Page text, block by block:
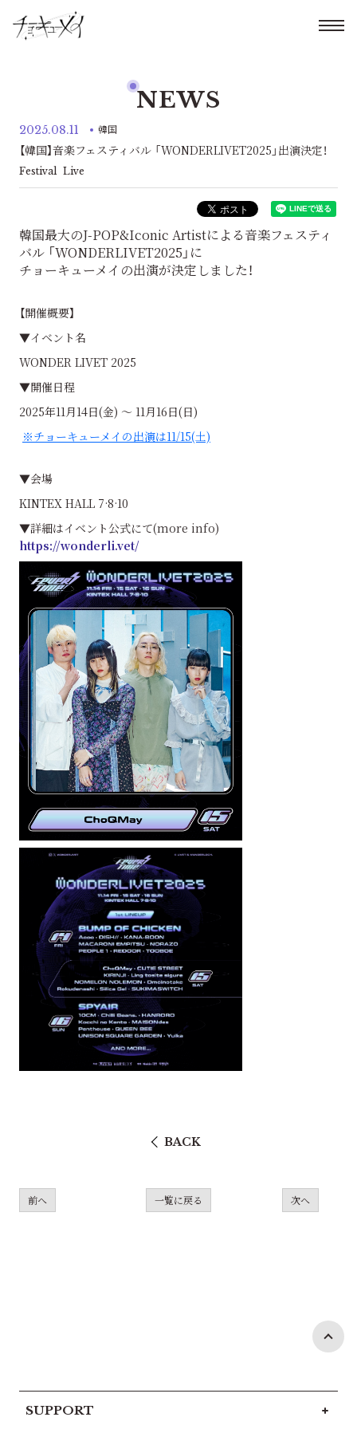
NEWS
2025.08.11 韓国
【韓国】音楽フェスティバル 「WONDERLIVET2025」出演決定！
Festival Live
韓国最大のJ-POP&Iconic Artistによる音楽フェスティ
バル 「WONDERLIVET2025」に
チョーキューメイの出演が決定しました！
【開催概要】
▼イベント名
WONDER LIVET 2025
▼開催日程
2025年11月14日(金) ～ 11月16日(日)
※チョーキューメイの出演は11/15(土)
▼会場
KINTEX HALL 7·8·10
▼詳細はイベント公式にて(more info)
https://wonderli.vet/
BACK
前へ 一覧に戻る 次へ
SUPPORT